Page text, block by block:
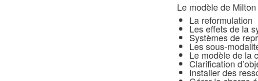
Le modèle de Milton
La reformulation
Les effets de la
Systèmes de
Les sous-
Le modèle de la
Clarification
Installer des